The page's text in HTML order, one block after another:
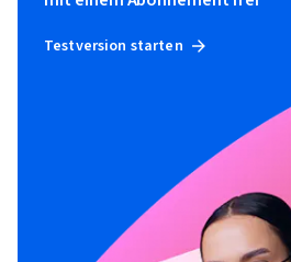
Testversion starten